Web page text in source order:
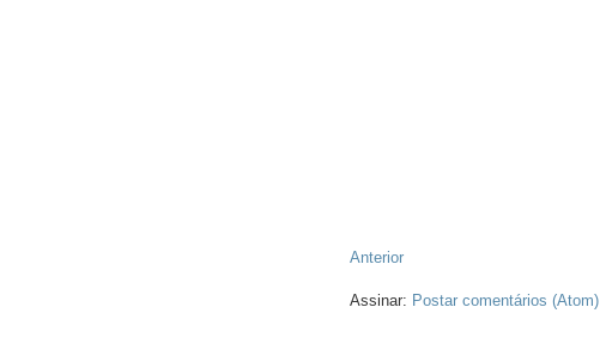
Anterior
Assinar: Postar comentários (Atom)